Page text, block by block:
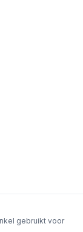
gebruikt voor